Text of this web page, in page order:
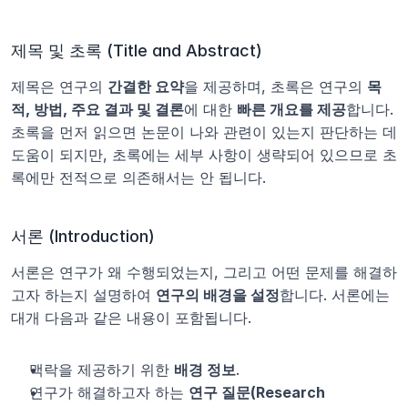
제목 및 초록 (Title and Abstract)
제목은 연구의 간결한 요약을 제공하며, 초록은 연구의 목
적, 방법, 주요 결과 및 결론에 대한 빠른 개요를 제공합니다.
초록을 먼저 읽으면 논문이 나와 관련이 있는지 판단하는 데
도움이 되지만, 초록에는 세부 사항이 생략되어 있으므로 초
록에만 전적으로 의존해서는 안 됩니다.
서론 (Introduction)
서론은 연구가 왜 수행되었는지, 그리고 어떤 문제를 해결하
고자 하는지 설명하여 연구의 배경을 설정합니다. 서론에는
대개 다음과 같은 내용이 포함됩니다.
맥락을 제공하기 위한 배경 정보.
연구가 해결하고자 하는 연구 질문(Research